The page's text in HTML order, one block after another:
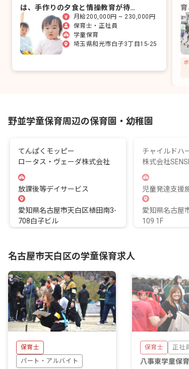
は、手作りの夕食と情操教育が待つ
放課後の居場所です。月給200,000円 ~ 230,000円
保育士・正社員
学童保育
埼玉県和光市白子3丁目15-25
ん
野並学童保育周辺の保育園・幼稚園
てんぱくモッピー
ロータス・ヴェーダ株式会社
放課後等デイサービス
愛知県名古屋市天白区植田南3-
708白子ビル
チャイルドハ
株式会社SENSE
児童発達支援
愛知県名古屋
109 1F
名古屋市天白区の学童保育求人
保育士
パート・アルバイト
保育士 正社員
八事東学童保育